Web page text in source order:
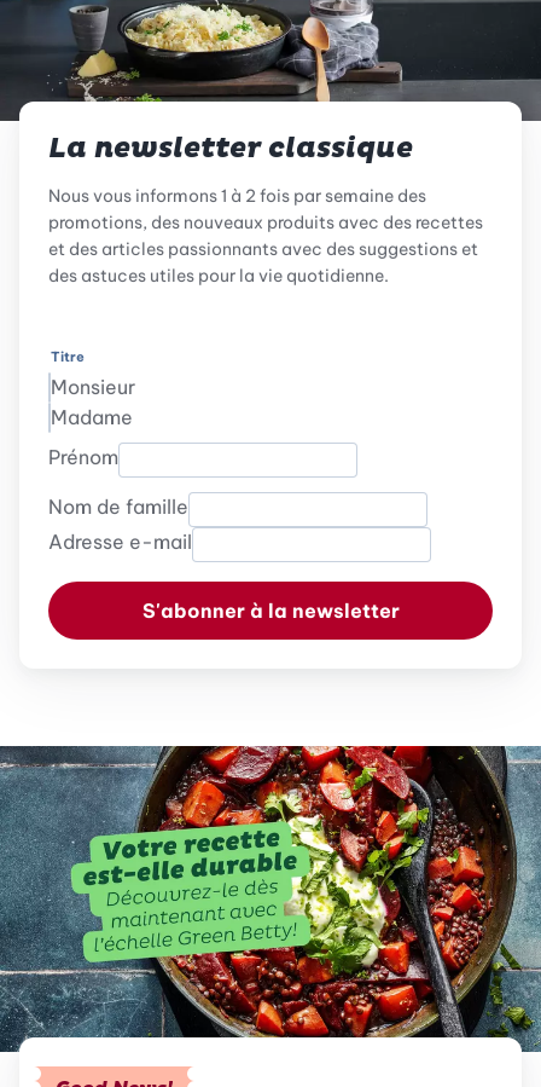
La newsletter classique
Nous vous informons 1 à 2 fois par semaine des
promotions, des nouveaux produits avec des recettes
et des articles passionnants avec des suggestions et
des astuces utiles pour la vie quotidienne.
Titre
Monsieur
Madame
Prénom
Nom de famille
Adresse e-mail
S'abonner à la newsletter